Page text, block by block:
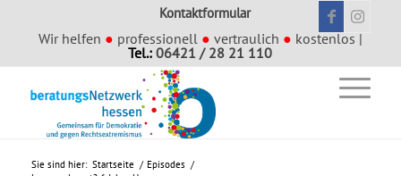
Kontaktformular
Wir helfen ● professionell ● vertraulich ● kostenlos |
Tel.:06421 / 28 21 110
Sie sind hier: Startseite / Episodes /